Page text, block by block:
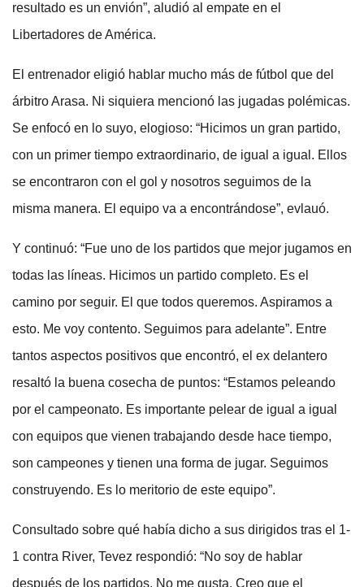
resultado es un envión”, aludió al empate en el
Libertadores de América.
El entrenador eligió hablar mucho más de fútbol que del
árbitro Arasa. Ni siquiera mencionó las jugadas polémicas.
Se enfocó en lo suyo, elogioso: “Hicimos un gran partido,
con un primer tiempo extraordinario, de igual a igual. Ellos
se encontraron con el gol y nosotros seguimos de la
misma manera. El equipo va a encontrándose”, evlauó.
Y continuó: “Fue uno de los partidos que mejor jugamos en
todas las líneas. Hicimos un partido completo. Es el
camino por seguir. El que todos queremos. Aspiramos a
esto. Me voy contento. Seguimos para adelante”. Entre
tantos aspectos positivos que encontró, el ex delantero
resaltó la buena cosecha de puntos: “Estamos peleando
por el campeonato. Es importante pelear de igual a igual
con equipos que vienen trabajando desde hace tiempo,
son campeones y tienen una forma de jugar. Seguimos
construyendo. Es lo meritorio de este equipo”.
Consultado sobre qué había dicho a sus dirigidos tras el 1-
1 contra River, Tevez respondió: “No soy de hablar
después de los partidos. No me gusta. Creo que el